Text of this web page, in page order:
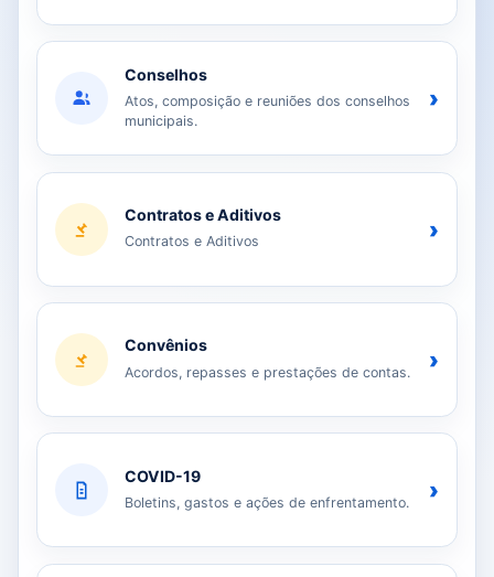
Conselhos
Atos, composição e reuniões dos conselhos
municipais.
›
Contratos e Aditivos
Contratos e Aditivos ›
Convênios
Acordos, repasses e prestações de contas. ›
COVID-19
Boletins, gastos e ações de enfrentamento. ›